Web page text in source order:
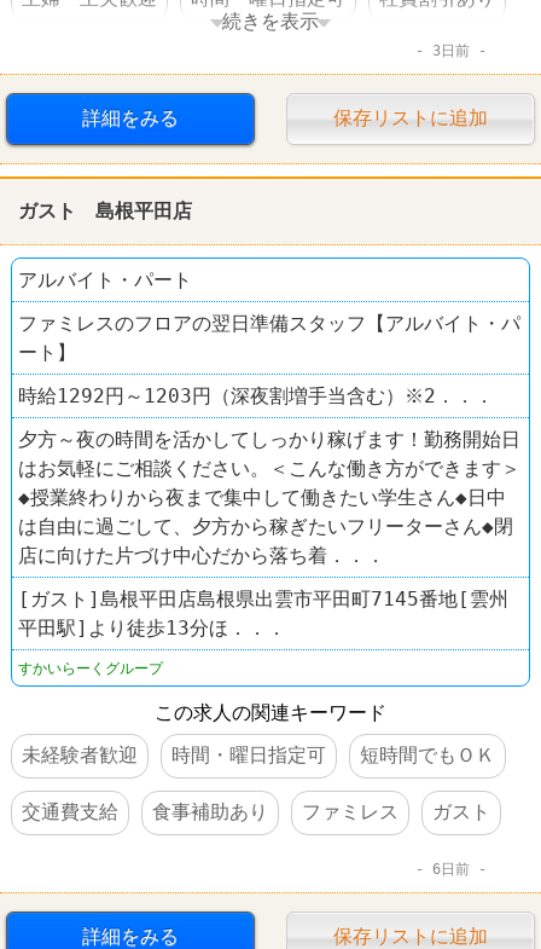
EARTH
続きを表示
3日前
詳細をみる 保存リストに追加
ガスト 島根平田店
アルバイト・パート
ファミレスのフロアの翌日準備スタッフ【アルバイト・パ
ート】
時給1292円～1203円（深夜割増手当含む）※2．．．
夕方～夜の時間を活かしてしっかり稼げます！勤務開始日
はお気軽にご相談ください。＜こんな働き方ができます＞
◆授業終わりから夜まで集中して働きたい学生さん◆日中
は自由に過ごして、夕方から稼ぎたいフリーターさん◆閉
店に向けた片づけ中心だから落ち着．．．
[ガスト]島根平田店島根県出雲市平田町7145番地[雲州
平田駅]より徒歩13分ほ．．．
すかいらーくグループ
この求人の関連キーワード
未経験者歓迎
時間・曜日指定可 短時間でもＯＫ
交通費支給 食事補助あり ファミレス ガスト
6日前
詳細をみる 保存リストに追加